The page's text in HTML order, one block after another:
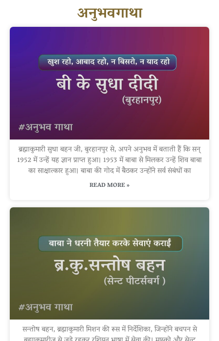
अनुभवगाथा
ब्रह्माकुमारी सुधा बहन जी, बुरहानपुर से, अपने अनुभव में बताती हैं कि सन्
1952 में उन्हें यह ज्ञान प्राप्त हुआ। 1953 में बाबा से मिलकर उन्हें शिव बाबा
का साक्षात्कार हुआ। बाबा की गोद में बैठकर उन्होंने सर्व संबंधों का
READ MORE »
सन्तोष बहन, ब्रह्माकुमारी मिशन की रूस में निर्देशिका, जिन्होंने बचपन से